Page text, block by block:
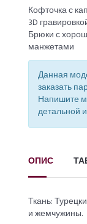
Кофточка с
3D
Брюки с
манжетами
Данная
заказать
Напишите
детальной
ОПИС
Ткань:
и жемчужины.